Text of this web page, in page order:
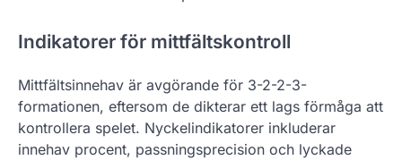
Indikatorer för mittfältskontroll
Mittfältsinnehav är avgörande för 3-2-2-3-
formationen, eftersom de dikterar ett lags förmåga att
kontrollera spelet. Nyckelindikatorer inkluderar
innehav procent, passningsprecision och lyckade